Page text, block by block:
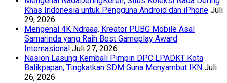
Khas Indonesia untuk Pengguna Android dan iPhone Juli
29, 2026
Mengenal 4K Ndraaa, Kreator PUBG Mobile Asal
Samarinda yang Raih Best Gameplay Award
Internasional Juli 27, 2026
Nasion Lasung Kembali Pimpin DPC LPADKT Kota
Balikpapan, Tingkatkan SDM Guna Menyambut IKN Juli
26, 2026